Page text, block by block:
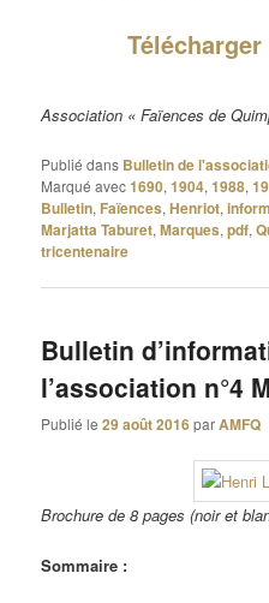
Association « Faïences de
Publié dans Bulletin de
Marqué avec1690,1904,1988,
Bulletin, Faïences,Henriot,
Marjatta Taburet,Marques,pdf,
tricentenaire
Bulletin
l’association n°4
Publié le29 août 2016parAMFQ
Brochure de 8 pages (noir et
Sommaire :